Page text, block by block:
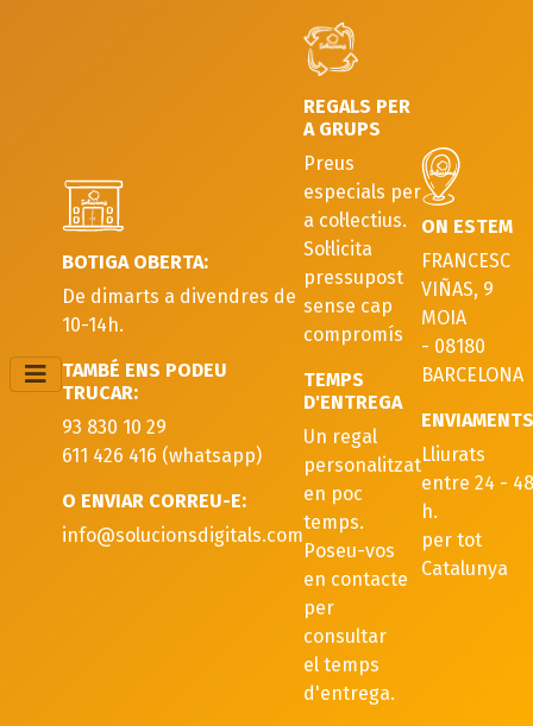
BOTIGA OBERTA:
De dimarts a divendres de
10-14h.
TAMBÉ ENS PODEU
TRUCAR:
93 830 10 29
611 426 416 (whatsapp)
O ENVIAR CORREU-E:
info@solucionsdigitals.com
REGALS PER
A GRUPS
Preus
especials per
a col·lectius.
Sol·licita
pressupost
sense cap
compromís
TEMPS
D'ENTREGA
Un regal
personalitzat
en poc
temps.
Poseu-vos
en contacte
per
consultar
el temps
d'entrega.
ON ESTEM
FRANCESC
VIÑAS, 9
MOIA
- 08180
BARCELONA
ENVIAMENTS
Lliurats
entre 24 - 48
h.
per tot
Catalunya